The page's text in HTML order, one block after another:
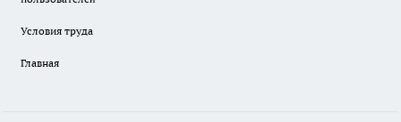
Условия труда
Главная